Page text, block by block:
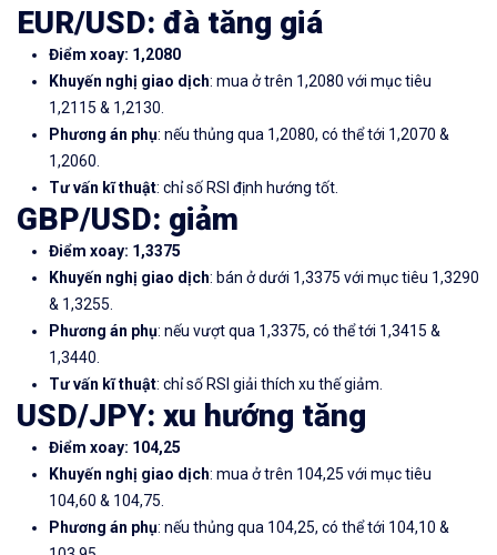
EUR/USD: đà tăng giá
Điểm xoay: 1,2080
Khuyến nghị giao dịch: mua ở trên 1,2080 với mục tiêu
1,2115 & 1,2130.
Phương án phụ: nếu thủng qua 1,2080, có thể tới 1,2070 &
1,2060.
Tư vấn kĩ thuật: chỉ số RSI định hướng tốt.
GBP/USD: giảm
Điểm xoay: 1,3375
Khuyến nghị giao dịch: bán ở dưới 1,3375 với mục tiêu 1,3290
& 1,3255.
Phương án phụ: nếu vượt qua 1,3375, có thể tới 1,3415 &
1,3440.
Tư vấn kĩ thuật: chỉ số RSI giải thích xu thế giảm.
USD/JPY: xu hướng tăng
Điểm xoay: 104,25
Khuyến nghị giao dịch: mua ở trên 104,25 với mục tiêu
104,60 & 104,75.
Phương án phụ: nếu thủng qua 104,25, có thể tới 104,10 &